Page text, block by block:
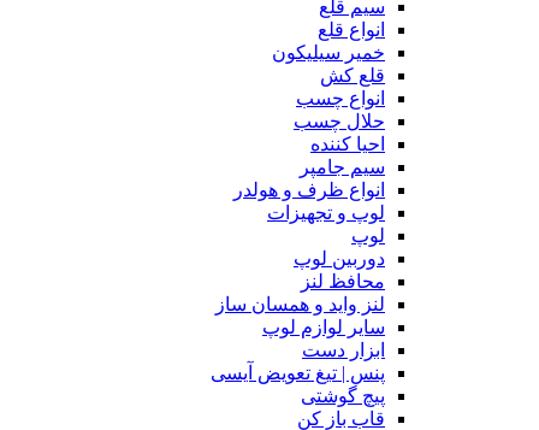
سیم قلع
انواع قلع
خمیر سیلیکون
قلع کش
انواع چسب
حلال چسب
احیا کننده
سیم جامپر
انواع ظرف و هولدر
لوپ و تجهیزات
لوپ
دوربین لوپ
محافظ لنز
لنز واید و همسان ساز
سایر لوازم لوپ
ابزار دست
پنس | تیغ تعویض آیسی
پیچ گوشتی
قاب باز کن